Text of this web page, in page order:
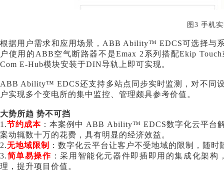
图 3 手机
根据用户需求和应用场景， ABB Ability™ EDCS可选择与
户使用的 ABB空气断路器不是Emax 2系列搭配Ekip
Com E-Hub模块安装于DIN导轨上即可实现。
ABB Ability™ EDCS还支持多站点同步实时监测，对不同
户实现多个变电所的集中监控、管理颇具参考价值。
大势所趋 势不可挡
1 .节约成本 ：本案例中 ABB Ability™ EDCS数字化云平台
案动辄数十万的花费，具有明显的经济效益。
2.无地域限制
：数字化云平台让客户不受地域的限制，随
3.简单易操作 ：采用智能化元器件即插即用的集成化架
理，提升项目价值。